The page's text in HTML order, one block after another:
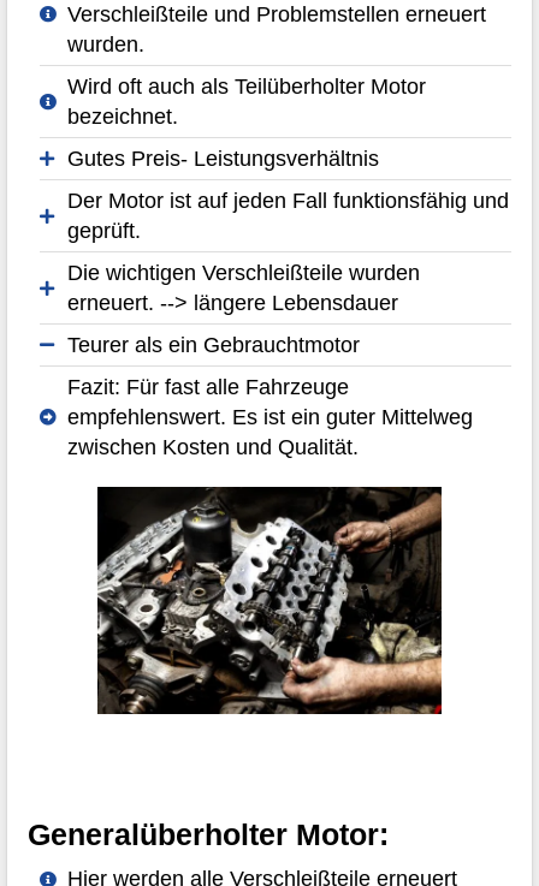
Verschleißteile und Problemstellen erneuert
wurden.
Wird oft auch als Teilüberholter Motor
bezeichnet.
Gutes Preis- Leistungsverhältnis
Der Motor ist auf jeden Fall funktionsfähig und
geprüft.
Die wichtigen Verschleißteile wurden
erneuert. --> längere Lebensdauer
Teurer als ein Gebrauchtmotor
Fazit: Für fast alle Fahrzeuge
empfehlenswert. Es ist ein guter Mittelweg
zwischen Kosten und Qualität.
Generalüberholter Motor:
Hier werden alle Verschleißteile erneuert